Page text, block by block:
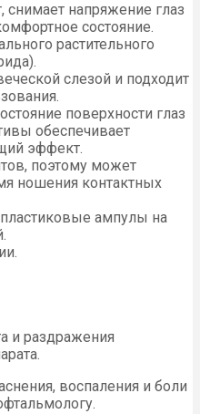
напряжение глаз
состояние.
растительного
слезой и подходит
поверхности глаз
обеспечивает
эффект.
поэтому может
ношения контактных
ампулы на
и раздражения
воспаления и боли